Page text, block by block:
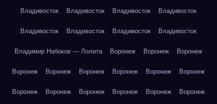
Владивосток Владивосток Владивосток Владивосток
Владивосток Владивосток Владивосток Владивосток
Владимир Набоков — Лолита Воронеж Воронеж Воронеж
Воронеж Воронеж Воронеж Воронеж Воронеж Воронеж
Воронеж Воронеж Воронеж Воронеж Воронеж Воронеж